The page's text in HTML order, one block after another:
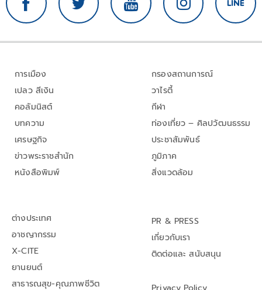
การเมือง
เปลว สีเงิน
คอลัมนิสต์
บทความ
เศรษฐกิจ
ข่าวพระราชสำนัก
หนังสือพิมพ์
กรองสถานการณ์
วาไรตี้
กีฬา
ท่องเที่ยว – ศิลปวัฒนธรรม
ประชาสัมพันธ์
ภูมิภาค
สิ่งแวดล้อม
ต่างประเทศ
อาชญากรรม
X-CITE
ยานยนต์
สาธารณสุข-คุณภาพชีวิต
PR & PRESS
เกี่ยวกับเรา
ติดต่อและ สนับสนุน